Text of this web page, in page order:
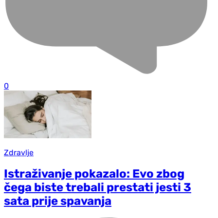
0
Zdravlje
Istraživanje pokazalo: Evo zbog
čega biste trebali prestati jesti 3
sata prije spavanja